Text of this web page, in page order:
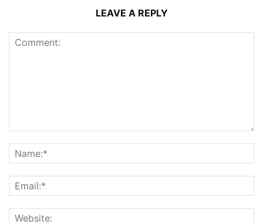
LEAVE A REPLY